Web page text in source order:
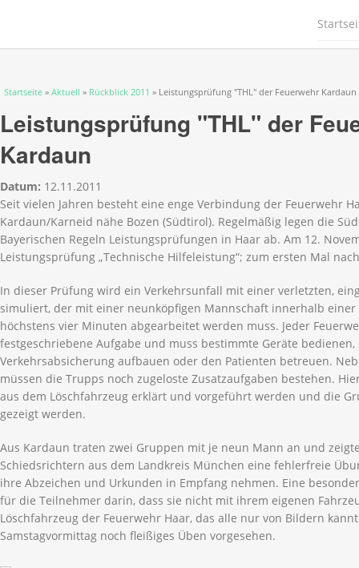
Sie sind hier
Startseite » Aktuell » Rückblick 2011 » Leistungsprüfung "THL" der Feuerwehr Kardaun
Leistungsprüfung "THL" der
Kardaun
Datum: 12.11.2011
Seit vielen Jahren besteht eine enge Verbindung der Feuerwehr
Kardaun/Karneid nähe Bozen (Südtirol). Regelmäßig legen die
Bayerischen Regeln Leistungsprüfungen in Haar ab. Am 12.
Leistungsprüfung „Technische Hilfeleistung“; zum ersten Mal
In dieser Prüfung wird ein Verkehrsunfall mit einer verletzten,
simuliert, der mit einer neunköpfigen Mannschaft innerhalb einer
höchstens vier Minuten abgearbeitet werden muss. Jeder
festgeschriebene Aufgabe und muss bestimmte Geräte bedienen,
Verkehrsabsicherung aufbauen oder den Patienten betreuen.
müssen die Trupps noch zugeloste Zusatzaufgaben bestehen.
aus dem Löschfahrzeug erklärt und vorgeführt werden und die
gezeigt werden.
Aus Kardaun traten zwei Gruppen mit je neun Mann an und
Schiedsrichtern aus dem Landkreis München eine fehlerfreie
ihre Abzeichen und Urkunden in Empfang nehmen. Eine
für die Teilnehmer darin, dass sie nicht mit ihrem eigenen
Löschfahrzeug der Feuerwehr Haar, das alle nur von Bildern
Samstagvormittag noch fleißiges Üben vorgesehen.